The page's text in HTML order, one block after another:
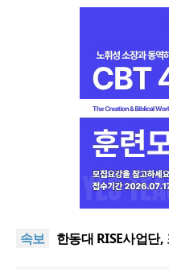
속보
느헤미야 연합기도
여”
한동대 RISE사업단